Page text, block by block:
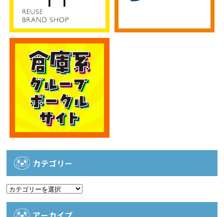
カテゴリー
カ